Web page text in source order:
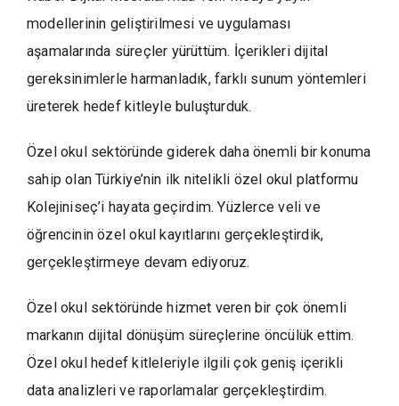
modellerinin geliştirilmesi ve uygulaması
aşamalarında süreçler yürüttüm. İçerikleri dijital
gereksinimlerle harmanladık, farklı sunum yöntemleri
üreterek hedef kitleyle buluşturduk.
Özel okul sektöründe giderek daha önemli bir konuma
sahip olan Türkiye’nin ilk nitelikli özel okul platformu
Kolejiniseç’i hayata geçirdim. Yüzlerce veli ve
öğrencinin özel okul kayıtlarını gerçekleştirdik,
gerçekleştirmeye devam ediyoruz.
Özel okul sektöründe hizmet veren bir çok önemli
markanın dijital dönüşüm süreçlerine öncülük ettim.
Özel okul hedef kitleleriyle ilgili çok geniş içerikli
data analizleri ve raporlamalar gerçekleştirdim.